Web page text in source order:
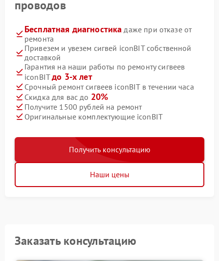
проводов
Бесплатная диагностика даже при отказе от
ремонта
Привезем и увезем сигвей iconBIT собственной
доставкой
Гарантия на наши работы по ремонту сигвеев
iconBITдо 3-х лет
Срочный ремонт сигвеев iconBIT в течении часа
Скидка для вас до 20%
Получите 1500 рублей на ремонт
Оригинальные комплектующие iconBIT
Получить консультацию
Наши цены
Заказать консультацию